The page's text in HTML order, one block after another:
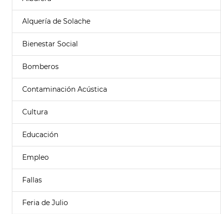
Alquería de Solache
Bienestar Social
Bomberos
Contaminación Acústica
Cultura
Educación
Empleo
Fallas
Feria de Julio